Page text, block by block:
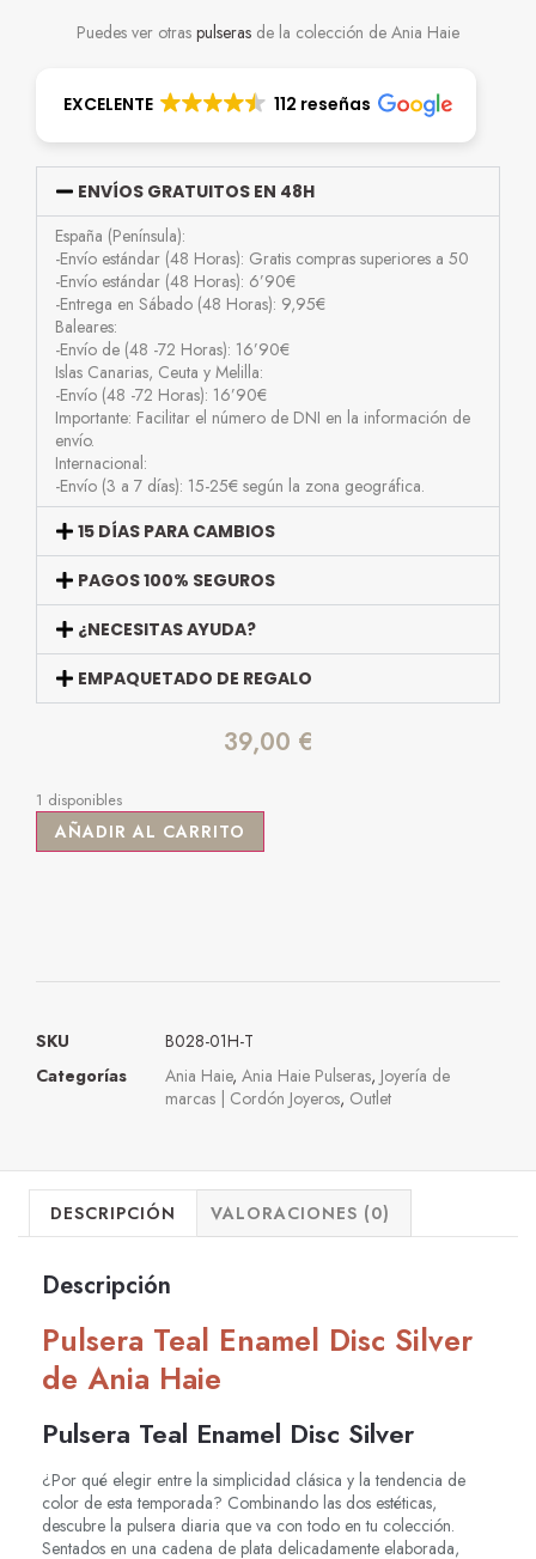
Puedes ver otras pulseras de la colección de Ania Haie
EXCELENTE 112 reseñas
ENVÍOS GRATUITOS EN 48H
España (Península):
-Envío estándar (48 Horas): Gratis compras superiores a 50
-Envío estándar (48 Horas): 6’90€
-Entrega en Sábado (48 Horas): 9,95€
Baleares:
-Envío de (48 -72 Horas): 16’90€
Islas Canarias, Ceuta y Melilla:
-Envío (48 -72 Horas): 16’90€
Importante: Facilitar el número de DNI en la información de
envío.
Internacional:
-Envío (3 a 7 días): 15-25€ según la zona geográfica.
15 DÍAS PARA CAMBIOS
PAGOS 100% SEGUROS
¿NECESITAS AYUDA?
EMPAQUETADO DE REGALO
39,00 €
1 disponibles
AÑADIR AL CARRITO
SKU
B028-01H-T
Categorías
Ania Haie, Ania Haie Pulseras, Joyería de
marcas | Cordón Joyeros, Outlet
DESCRIPCIÓN VALORACIONES (0)
Descripción
Pulsera Teal Enamel Disc Silver
de Ania Haie
Pulsera Teal Enamel Disc Silver
¿Por qué elegir entre la simplicidad clásica y la tendencia de
color de esta temporada? Combinando las dos estéticas,
descubre la pulsera diaria que va con todo en tu colección.
Sentados en una cadena de plata delicadamente elaborada,